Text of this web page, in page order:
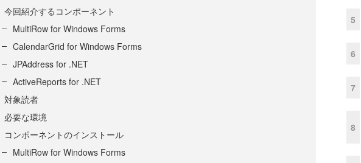
今回紹介するコンポーネント
MultiRow for Windows Forms
CalendarGrid for Windows Forms
JPAddress for .NET
ActiveReports for .NET
対象読者
必要な環境
コンポーネントのインストール
MultiRow for Windows Forms
5
6
7
8